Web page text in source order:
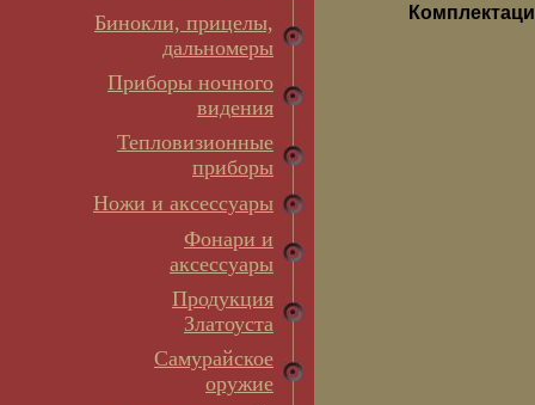
Бинокли, прицелы,
дальномеры
Приборы ночного
видения
Тепловизионные
приборы
Ножи и аксессуары
Фонари и
аксессуары
Продукция
Златоуста
Самурайское
оружие